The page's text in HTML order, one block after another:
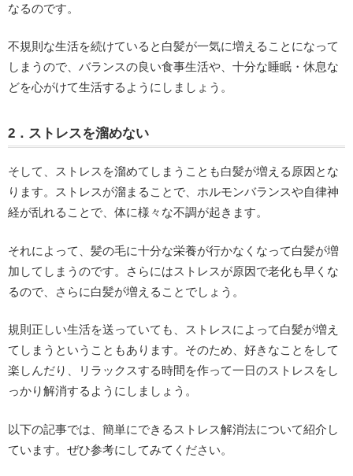
なるのです。
不規則な生活を続けていると白髪が一気に増えることになって
しまうので、バランスの良い食事生活や、十分な睡眠・休息な
どを心がけて生活するようにしましょう。
2．ストレスを溜めない
そして、ストレスを溜めてしまうことも白髪が増える原因とな
ります。ストレスが溜まることで、ホルモンバランスや自律神
経が乱れることで、体に様々な不調が起きます。
それによって、髪の毛に十分な栄養が行かなくなって白髪が増
加してしまうのです。さらにはストレスが原因で老化も早くな
るので、さらに白髪が増えることでしょう。
規則正しい生活を送っていても、ストレスによって白髪が増え
てしまうということもあります。そのため、好きなことをして
楽しんだり、リラックスする時間を作って一日のストレスをし
っかり解消するようにしましょう。
以下の記事では、簡単にできるストレス解消法について紹介し
ています。ぜひ参考にしてみてください。